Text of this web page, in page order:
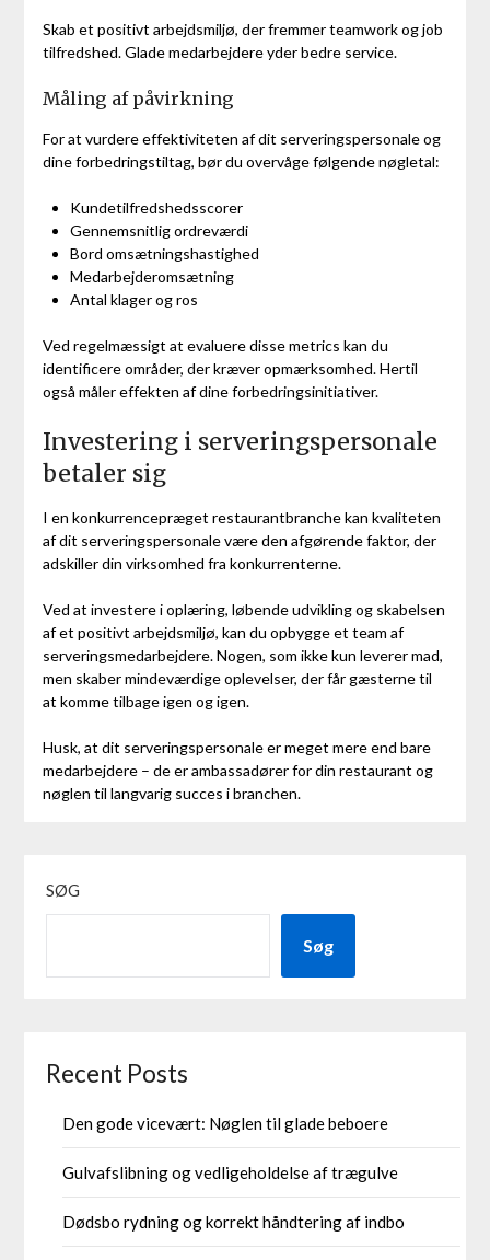
Skab et positivt arbejdsmiljø, der fremmer teamwork og job
tilfredshed. Glade medarbejdere yder bedre service.
Måling af påvirkning
For at vurdere effektiviteten af dit serveringspersonale og
dine forbedringstiltag, bør du overvåge følgende nøgletal:
Kundetilfredshedsscorer
Gennemsnitlig ordreværdi
Bord omsætningshastighed
Medarbejderomsætning
Antal klager og ros
Ved regelmæssigt at evaluere disse metrics kan du
identificere områder, der kræver opmærksomhed. Hertil
også måler effekten af dine forbedringsinitiativer.
Investering i serveringspersonale
betaler sig
I en konkurrencepræget restaurantbranche kan kvaliteten
af dit serveringspersonale være den afgørende faktor, der
adskiller din virksomhed fra konkurrenterne.
Ved at investere i oplæring, løbende udvikling og skabelsen
af et positivt arbejdsmiljø, kan du opbygge et team af
serveringsmedarbejdere. Nogen, som ikke kun leverer mad,
men skaber mindeværdige oplevelser, der får gæsterne til
at komme tilbage igen og igen.
Husk, at dit serveringspersonale er meget mere end bare
medarbejdere – de er ambassadører for din restaurant og
nøglen til langvarig succes i branchen.
SØG
Søg
Recent Posts
Den gode vicevært: Nøglen til glade beboere
Gulvafslibning og vedligeholdelse af trægulve
Dødsbo rydning og korrekt håndtering af indbo